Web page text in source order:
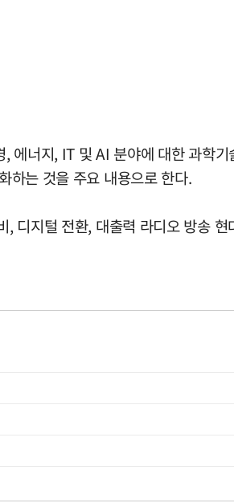
에너지, IT 및 AI 분야에 대한 과학
하는 것을 주요 내용으로 한다.
지털 전환, 대출력 라디오 방송